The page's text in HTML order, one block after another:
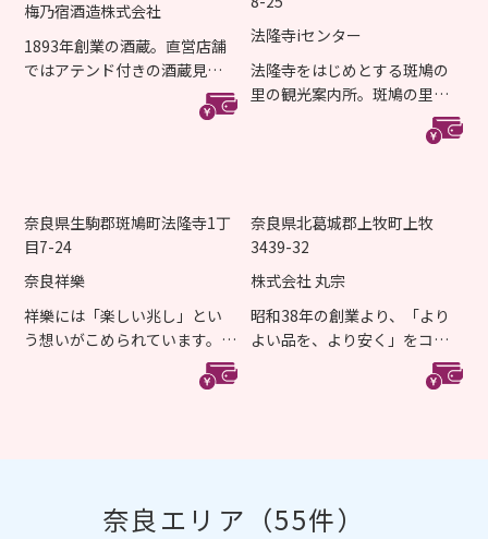
梅乃宿酒造株式会社
1893年創業の酒蔵。直営店舗
ではアテンド付きの酒蔵見学
や様々なワークショップも...
法隆寺iセンター
法隆寺をはじめとする斑鳩の
里の観光案内所。斑鳩の里物
産やオリジナル商品の販売...
奈良県生駒郡斑鳩町法隆寺1丁
目7-24
奈良祥樂
祥樂には「楽しい兆し」とい
う想いがこめられています。奈
奈良県北葛城郡上牧町上牧
3439-32
株式会社 丸宗
昭和38年の創業より、「より
よい品を、より安く」をコン
セプトに、靴・ブーツ・サ...
奈良エリア（55件）